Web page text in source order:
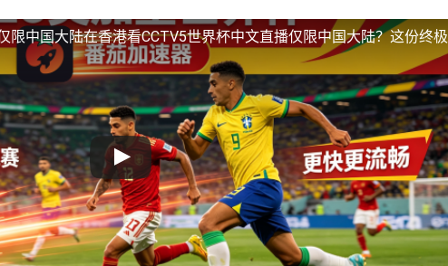
限中国大陆在香港看CCTV5世界杯中文直播仅限中国大陆？这份终极